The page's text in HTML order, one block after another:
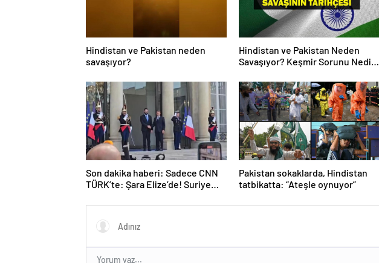
Hindistan ve Pakistan neden
savaşıyor?
Hindistan ve Pakistan Neden
Savaşıyor? Keşmir Sorunu Nedir?
Hindistan Pakistan Savaşının
Tarihçesi!
Son dakika haberi: Sadece CNN
TÜRK’te: Şara Elize’de! Suriye
Pakistan sokaklarda, Hindistan
tatbikatta: “Ateşle oynuyor”